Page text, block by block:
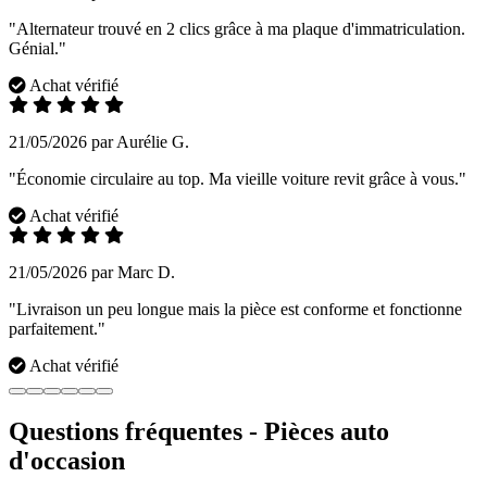
"Alternateur trouvé en 2 clics grâce à ma plaque d'immatriculation.
Génial."
Achat vérifié
21/05/2026 par Aurélie G.
"Économie circulaire au top. Ma vieille voiture revit grâce à vous."
Achat vérifié
21/05/2026 par Marc D.
"Livraison un peu longue mais la pièce est conforme et fonctionne
parfaitement."
Achat vérifié
Questions fréquentes - Pièces auto
d'occasion